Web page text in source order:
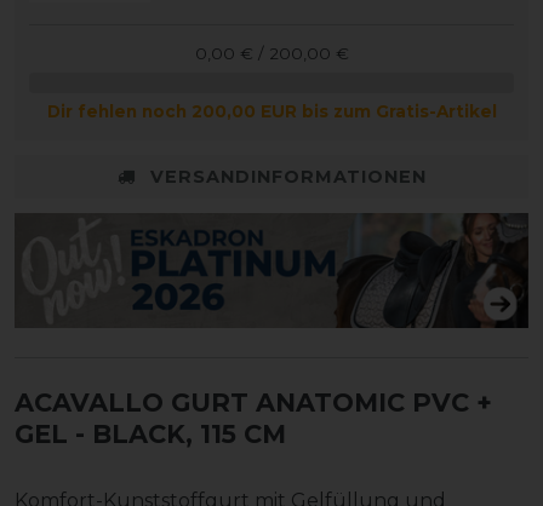
0,00 € / 200,00 €
Dir fehlen noch 200,00 EUR bis zum Gratis-Artikel
VERSANDINFORMATIONEN
ACAVALLO GURT ANATOMIC PVC +
GEL - BLACK, 115 CM
Komfort-Kunststoffgurt mit Gelfüllung und